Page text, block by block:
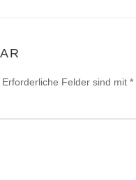
Erforderliche Felder sind mit *